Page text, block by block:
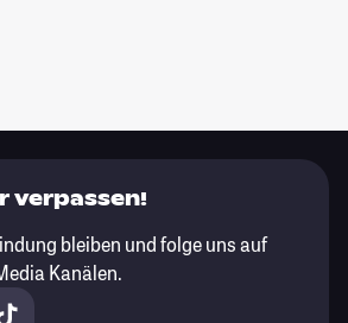
verpassen!
bleiben und folge uns auf
Kanälen.